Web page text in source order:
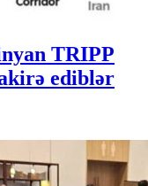
TRIPP
ediblər